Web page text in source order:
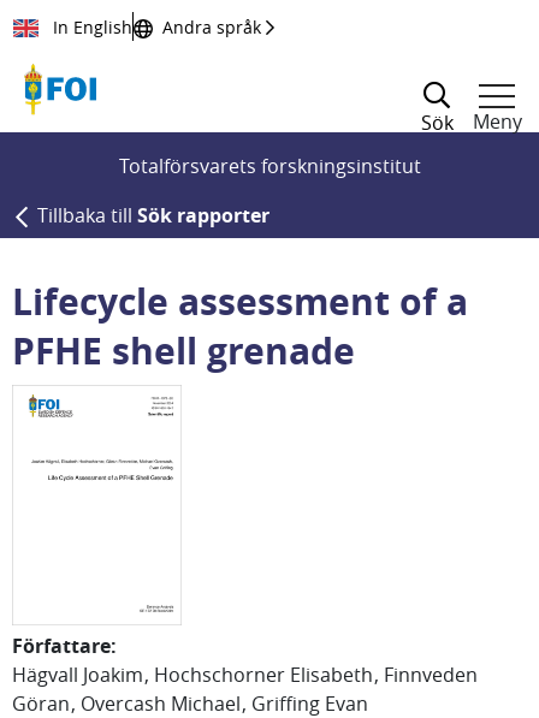
Till innehållet
In English Andra språk
Sök
Meny
Totalförsvarets forskningsinstitut
Tillbaka till Sök rapporter
Lifecycle assessment of a
PFHE shell grenade
Författare:
Hägvall Joakim Hochschorner Elisabeth Finnveden
Göran Overcash Michael Griffing Evan